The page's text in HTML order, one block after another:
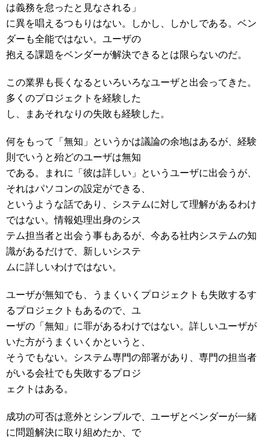
は義務を怠ったと見なされる」
に異を唱えるつもりはない。しかし、しかしである。ベン
ダーも全能ではない。ユーザの
抱える課題をベンダーが解決できるとは限らないのだ。
この業界も長くなるといろいろなユーザと出会ってきた。
多くのプロジェクトを経験した
し、まあそれなりの失敗も経験した。
何をもって「無知」というかは議論の余地はあるが、経験
則でいうと殆どのユーザは無知
である。まれに「彼は詳しい」というユーザに出会うが、
それはパソコンの設定ができる、
というような話であり、システムに対して理解があるわけ
ではない。情報処理出身のシス
テム担当者と出会う事もあるが、今ある社内システムの知
識があるだけで、新しいシステ
ムに詳しいわけではない。
ユーザが無知でも、うまくいくプロジェクトも失敗するす
るプロジェクトもあるので、ユ
ーザの「無知」に罪があるわけではない。詳しいユーザが
いた方がうまくいくかというと、
そうでもない。システム専門の部署があり、専門の担当者
がいる会社でも失敗するプロジ
ェクトはある。
成功の可否は意外とシンプルで、ユーザとベンダーが一緒
に問題解決に取り組めたか、で